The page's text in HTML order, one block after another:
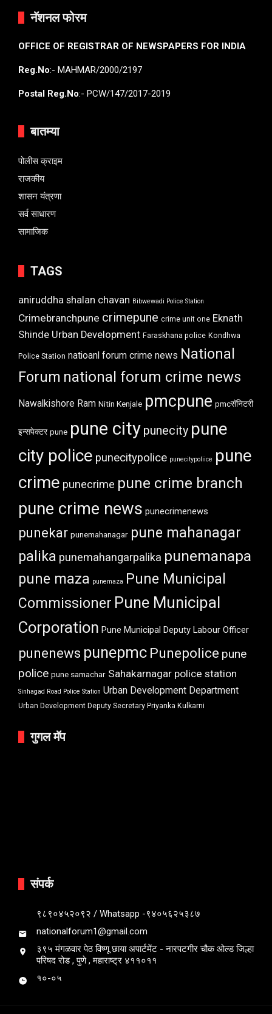
नॅशनल फोरम
OFFICE OF REGISTRAR OF NEWSPAPERS FOR INDIA
Reg.No:- MAHMAR/2000/2197
Postal Reg.No:- PCW/147/2017-2019
बातम्या
पोलीस क्राइम
राजकीय
शासन यंत्रणा
सर्व साधारण
सामाजिक
TAGS
aniruddha shalan chavan Bibwewadi Police Station
Crimebranchpune crimepune crime unit one Eknath
Shinde Urban Development Faraskhana police Kondhwa
Police Station natioanl forum crime news National
Forum national forum crime news
Nawalkishore Ram Nitin Kenjale pmcpune pmcसॅनिटरी
इन्सपेक्टर pune pune city punecity pune
city police punecitypolice punecitypoliice pune
crime punecrime pune crime branch
pune crime news punecrimenews
punekar punemahanagar pune mahanagar
palika punemahangarpalika punemanapa
pune maza punemaza Pune Municipal
Commissioner Pune Municipal
Corporation Pune Municipal Deputy Labour Officer
punenews punepmc Punepolice pune
police pune samachar Sahakarnagar police station
Sinhagad Road Police Station Urban Development Department
Urban Development Deputy Secretary Priyanka Kulkarni
गुगल मॅप
संपर्क
९८९०४५२०९२ / Whatsapp -९४०५६२५३८७
nationalforum1@gmail.com
३९५ मंगळवार पेठ विष्णू छाया अपार्टमेंट - नारपटगीर चौक ओल्ड जिल्हा
परिषद रोड , पुणे , महाराष्ट्र ४११०११
१०-०५